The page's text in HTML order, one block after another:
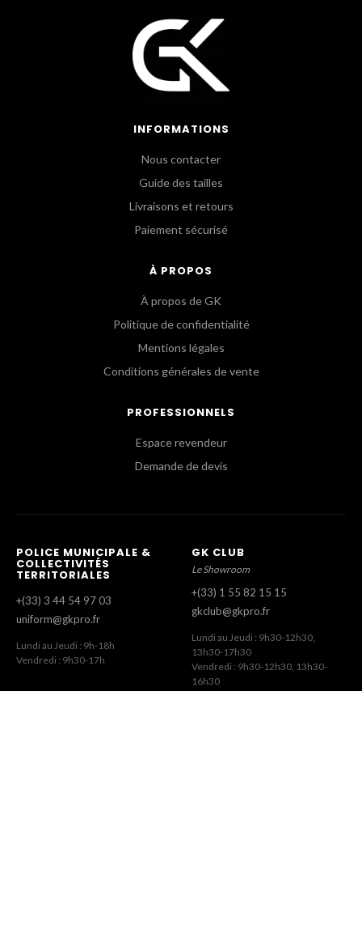
INFORMATIONS
Nous contacter
Guide des tailles
Livraisons et retours
Paiement sécurisé
À PROPOS
À propos de GK
Politique de confidentialité
Mentions légales
Conditions générales de vente
PROFESSIONNELS
Espace revendeur
Demande de devis
POLICE MUNICIPALE &
COLLECTIVITÉS
TERRITORIALES
+(33) 3 44 54 97 03
uniform@gkpro.fr
Lundi au Jeudi : 9h-18h
Vendredi : 9h30-17h
GK CLUB
Le Showroom
+(33) 1 55 82 15 15
gkclub@gkpro.fr
Lundi au Jeudi : 9h30-12h30,
13h30-17h30
Vendredi : 9h30-12h30, 13h30-
16h30